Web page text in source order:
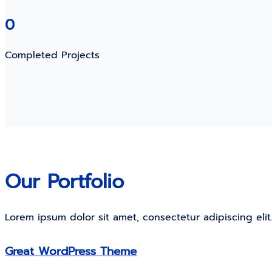
0
Completed Projects
Our Portfolio
Lorem ipsum dolor sit amet, consectetur adipiscing elit.
Great WordPress Theme